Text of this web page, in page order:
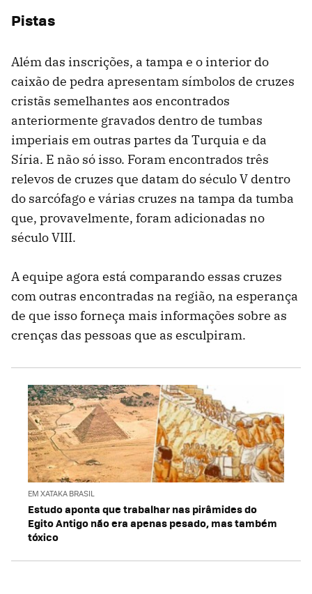
Pistas
Além das inscrições, a tampa e o interior do
caixão de pedra apresentam símbolos de cruzes
cristãs semelhantes aos encontrados
anteriormente gravados dentro de tumbas
imperiais em outras partes da Turquia e da
Síria. E não só isso. Foram encontrados três
relevos de cruzes que datam do século V dentro
do sarcófago e várias cruzes na tampa da tumba
que, provavelmente, foram adicionadas no
século VIII.
A equipe agora está comparando essas cruzes
com outras encontradas na região, na esperança
de que isso forneça mais informações sobre as
crenças das pessoas que as esculpiram.
EM XATAKA BRASIL
Estudo aponta que trabalhar nas pirâmides do
Egito Antigo não era apenas pesado, mas também
tóxico